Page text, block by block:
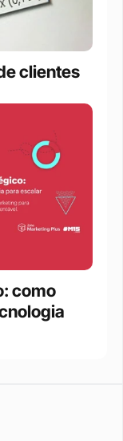
clientes
como